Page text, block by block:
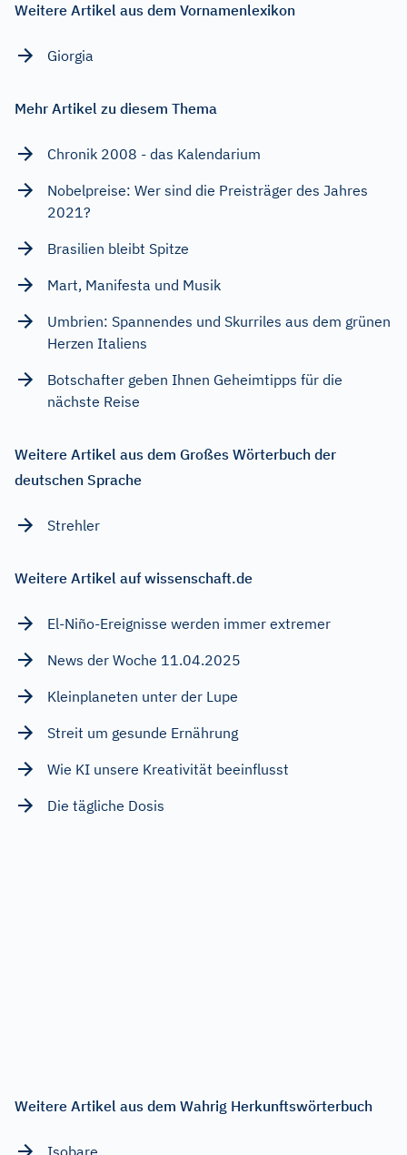
Weitere Artikel aus dem Vornamenlexikon
Giorgia
Mehr Artikel zu diesem Thema
Chronik 2008 - das Kalendarium
Nobelpreise: Wer sind die Preisträger des Jahres
2021?
Brasilien bleibt Spitze
Mart, Manifesta und Musik
Umbrien: Spannendes und Skurriles aus dem grünen
Herzen Italiens
Botschafter geben Ihnen Geheimtipps für die
nächste Reise
Weitere Artikel aus dem Großes Wörterbuch der
deutschen Sprache
Strehler
Weitere Artikel auf wissenschaft.de
El-Niño-Ereignisse werden immer extremer
News der Woche 11.04.2025
Kleinplaneten unter der Lupe
Streit um gesunde Ernährung
Wie KI unsere Kreativität beeinflusst
Die tägliche Dosis
Weitere Artikel aus dem Wahrig Herkunftswörterbuch
Isobare